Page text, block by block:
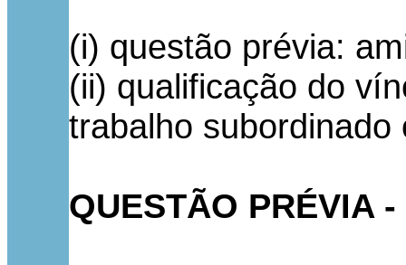
(i) questão prévia:
(ii) qualificação do
trabalho subordinado
QUESTÃO PRÉVIA